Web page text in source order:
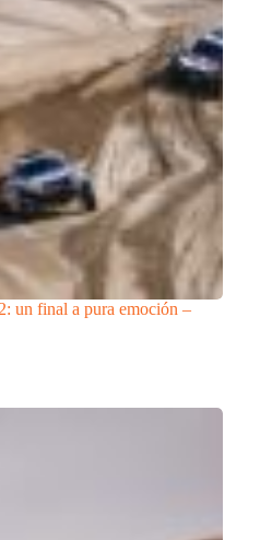
un final a pura emoción –